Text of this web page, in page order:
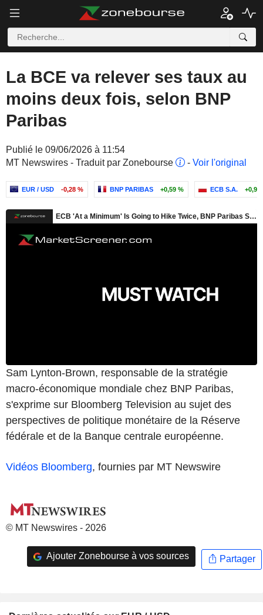
La BCE va relever ses taux au
moins deux fois, selon BNP
Paribas
Publié le 09/06/2026 à 11:54
MT Newswires - Traduit par Zonebourse
- Voir l'original
EUR / USD -0,28 % BNP PARIBAS +0,59 % ECB S.A. +0,97
Sam Lynton-Brown, responsable de la stratégie
macro-économique mondiale chez BNP Paribas,
s'exprime sur Bloomberg Television au sujet des
perspectives de politique monétaire de la Réserve
fédérale et de la Banque centrale européenne.
Vidéos Bloomberg, fournies par MT Newswire
© MT Newswires - 2026
Ajouter Zonebourse à vos sources Partager